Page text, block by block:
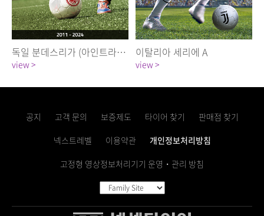
독일 분데스리가 (아인트라흐트 프랑크푸르트)
view >
이탈리아 세리에 A
view >
공지 고객 문의 보증제도 타이어 찾기
판매점 찾기
넥스트레벨
이용약관
개인정보처리방침
고정형 영상정보처리기기 운영・관리 방침